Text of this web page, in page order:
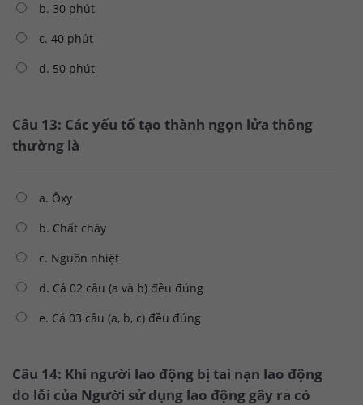
b. 30 phút
c. 40 phút
d. 50 phút
Câu 13: Các yếu tố tạo thành ngọn lửa thông
thường là
a. Ôxy
b. Chất cháy
c. Nguồn nhiệt
d. Cả 02 câu (a và b) đều đúng
e. Cả 03 câu (a, b, c) đều đúng
Câu 14: Khi người lao động bị tai nạn lao động
do lỗi của Người sử dụng lao động gây ra có